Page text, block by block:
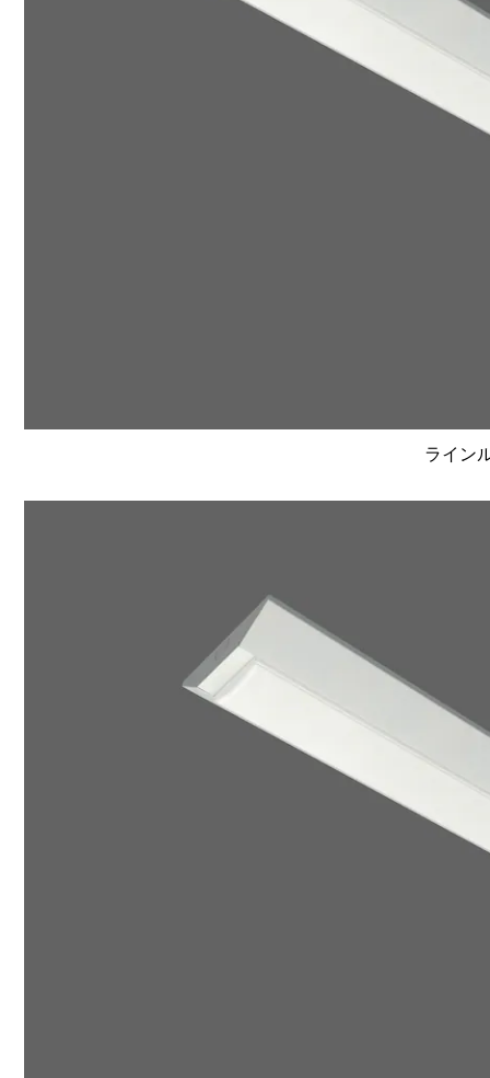
ライン